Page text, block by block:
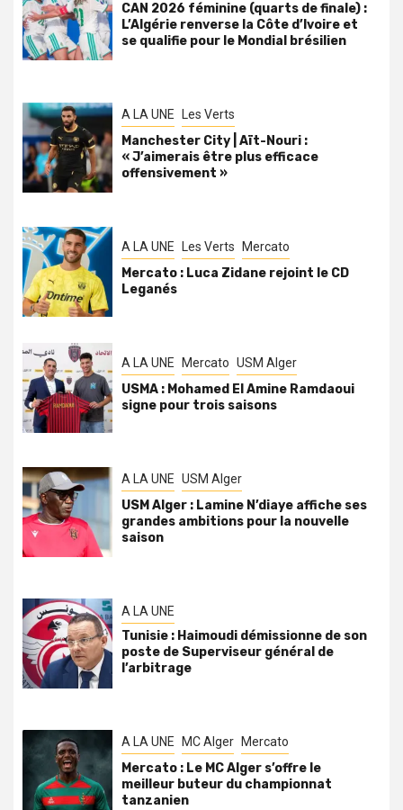
CAN 2026 féminine (quarts de finale) :
L’Algérie renverse la Côte d’Ivoire et
se qualifie pour le Mondial brésilien
A LA UNE Les Verts
Manchester City | Aït-Nouri :
« J’aimerais être plus efficace
offensivement »
A LA UNE Les Verts Mercato
Mercato : Luca Zidane rejoint le CD
Leganés
A LA UNE Mercato USM Alger
USMA : Mohamed El Amine Ramdaoui
signe pour trois saisons
A LA UNE USM Alger
USM Alger : Lamine N’diaye affiche ses
grandes ambitions pour la nouvelle
saison
A LA UNE
Tunisie : Haimoudi démissionne de son
poste de Superviseur général de
l’arbitrage
A LA UNE MC Alger Mercato
Mercato : Le MC Alger s’offre le
meilleur buteur du championnat
tanzanien